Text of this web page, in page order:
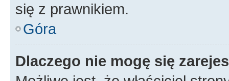
się z prawnikiem.
Góra
Dlaczego nie mogę się